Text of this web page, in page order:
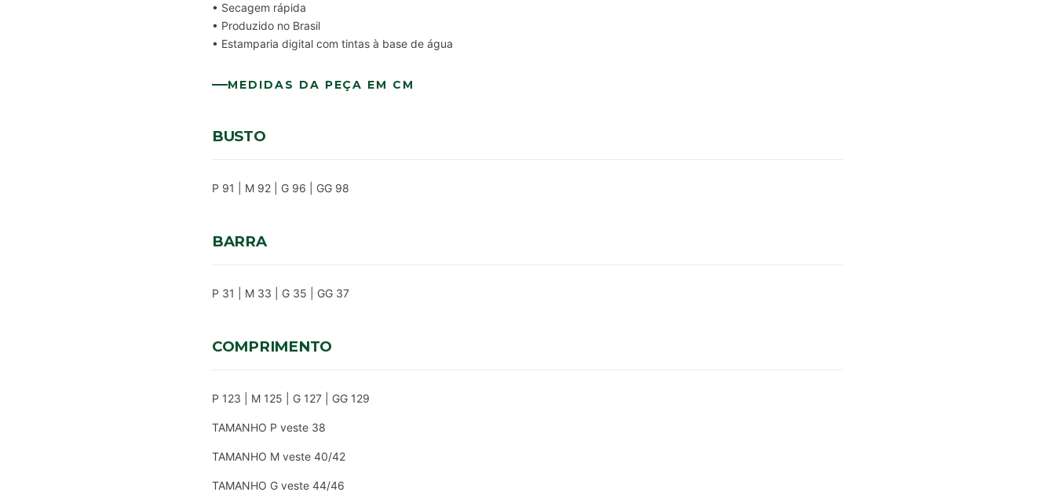
• Secagem rápida
• Produzido no Brasil
• Estamparia digital com tintas à base de água
MEDIDAS DA PEÇA EM CM
BUSTO
P 91 | M 92 | G 96 | GG 98
BARRA
P 31 | M 33 | G 35 | GG 37
COMPRIMENTO
P 123 | M 125 | G 127 | GG 129
TAMANHO P veste 38
TAMANHO M veste 40/42
TAMANHO G veste 44/46